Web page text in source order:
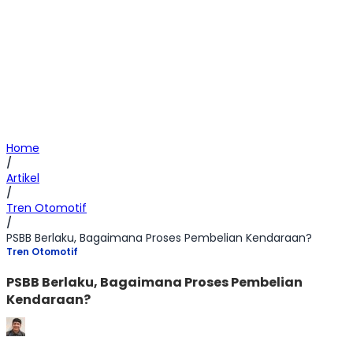
Home
/
Artikel
/
Tren Otomotif
/
PSBB Berlaku, Bagaimana Proses Pembelian Kendaraan?
Tren Otomotif
PSBB Berlaku, Bagaimana Proses Pembelian
Kendaraan?